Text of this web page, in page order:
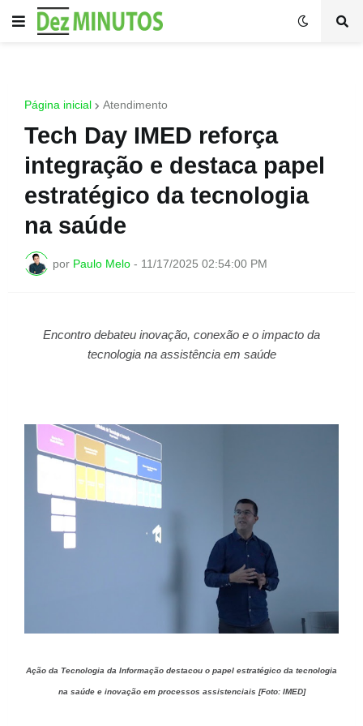
Página inicial Atendimento
Tech Day IMED reforça
integração e destaca papel
estratégico da tecnologia
na saúde
por Paulo Melo - 11/17/2025 02:54:00 PM
Encontro debateu inovação, conexão e o impacto da
tecnologia na assistência em saúde
Ação da Tecnologia da Informação destacou o papel estratégico da tecnologia
na saúde e inovação em processos assistenciais [Foto: IMED]